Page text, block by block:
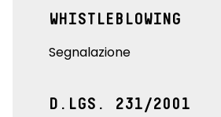
WHISTLEBLOWING
Segnalazione
D.LGS. 231/2001